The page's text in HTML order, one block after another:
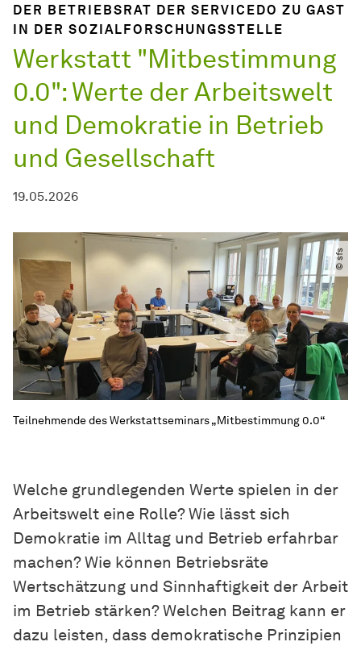
DER BETRIEBSRAT DER SERVICEDO ZU GAST
IN DER SOZIAL­FORSCHUNGS­STELLE
Werkstatt "Mitbestimmung
0.0": Werte der Arbeitswelt
und Demokratie in Betrieb
und Gesellschaft
19.05.2026
© sfs
Teilnehmende des Werkstattseminars „Mitbestimmung 0.0“
Welche grundlegenden Werte spielen in der
Arbeitswelt eine Rolle? Wie lässt sich
Demokratie im Alltag und Betrieb erfahrbar
machen? Wie können Betriebsräte
Wertschätzung und Sinnhaftigkeit der Arbeit
im Betrieb stärken? Welchen Beitrag kann er
dazu leisten, dass demokratische Prinzipien